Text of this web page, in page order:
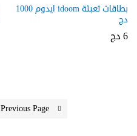
بطاقات تعبئة idoom ايدوم 1000
دج
6دج
Previous Page